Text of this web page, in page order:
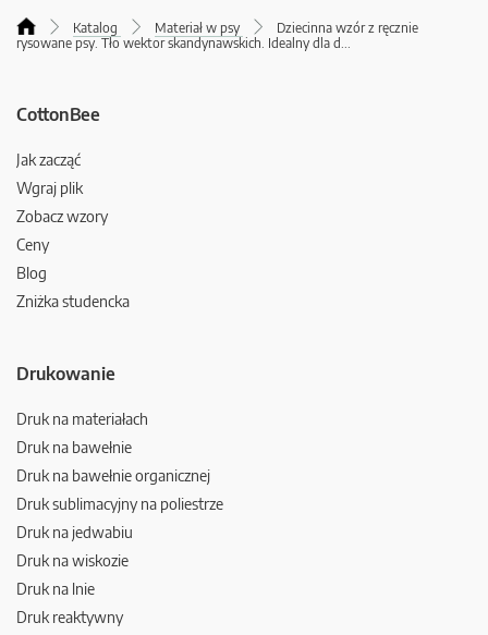
Katalog Materiał w psy
Dziecinna wzór z ręcznie
rysowane psy. Tło wektor skandynawskich. Idealny dla d...
CottonBee
Jak zacząć
Wgraj plik
Zobacz wzory
Ceny
Blog
Zniżka studencka
Drukowanie
Druk na materiałach
Druk na bawełnie
Druk na bawełnie organicznej
Druk sublimacyjny na poliestrze
Druk na jedwabiu
Druk na wiskozie
Druk na lnie
Druk reaktywny